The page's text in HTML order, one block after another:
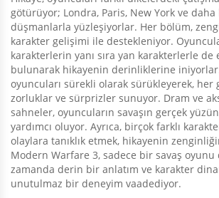
götürüyor; Londra, Paris, New York ve
düşmanlarla yüzleşiyorlar. Her bölüm,
karakter gelişimi ile destekleniyor.
karakterlerin yanı sıra yan karakterlerle de
bulunarak hikayenin derinliklerine
oyuncuları sürekli olarak sürükleyerek, her
zorluklar ve sürprizler sunuyor. Dram ve
sahneler, oyuncuların savaşın gerçek
yardımcı oluyor. Ayrıca, birçok farklı
olaylara tanıklık etmek, hikayenin
Modern Warfare 3, sadece bir savaş oyunu
zamanda derin bir anlatım ve karakter
unutulmaz bir deneyim vaadediyor.